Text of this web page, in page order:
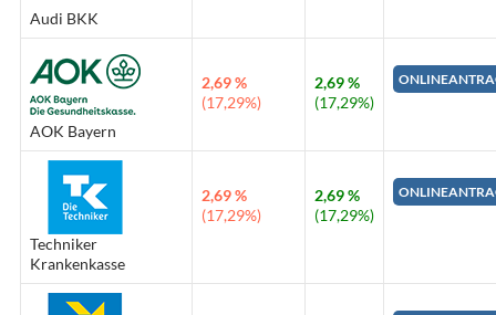
Audi BKK
AOK Bayern
2,69 %
(17,29%)
2,69 %
(17,29%)
Techniker
Krankenkasse
2,69 %
(17,29%)
2,69 %
(17,29%)